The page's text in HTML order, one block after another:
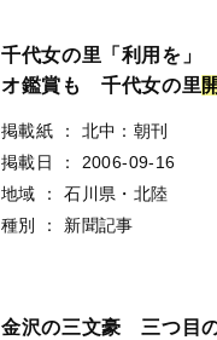
千代女の里「利用を」
オ鑑賞も 千代女の里
掲載紙 ：
北中：朝刊
掲載日
：
2006-09-16
地域
：
石川県・北陸
種別
： 新聞記事
金沢の三文豪 三つ目